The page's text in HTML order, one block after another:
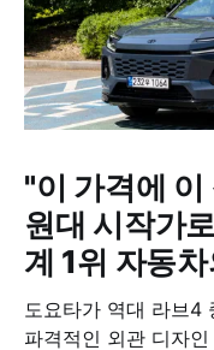
"이 가격에
원대 시작가
계 1위 자동
도요타가 역대 라브4
파격적인 외관 디자